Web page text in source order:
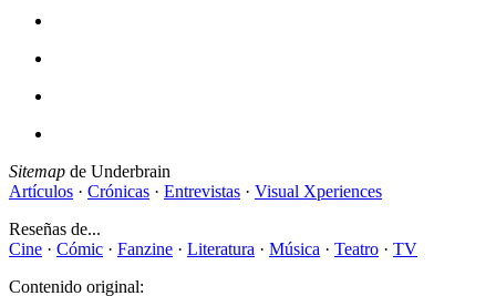
Sitemap de Underbrain
Artículos · Crónicas · Entrevistas · Visual Xperiences
Reseñas de...
Cine · Cómic · Fanzine · Literatura · Música · Teatro · TV
Contenido original: